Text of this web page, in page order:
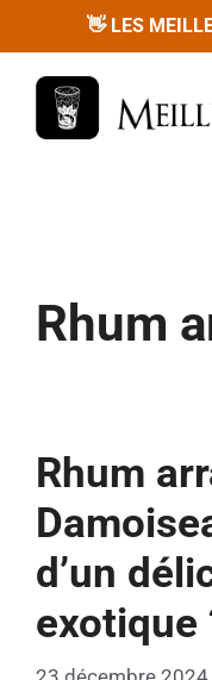
contenu
👋LES
Rhum
Rhum
d’un
exotique